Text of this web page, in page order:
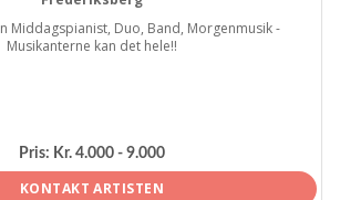
Middagspianist, Duo, Band, Morgenmusik -
Musikanterne kan det hele!!
Pris: Kr. 4.000 - 9.000
KONTAKT ARTISTEN